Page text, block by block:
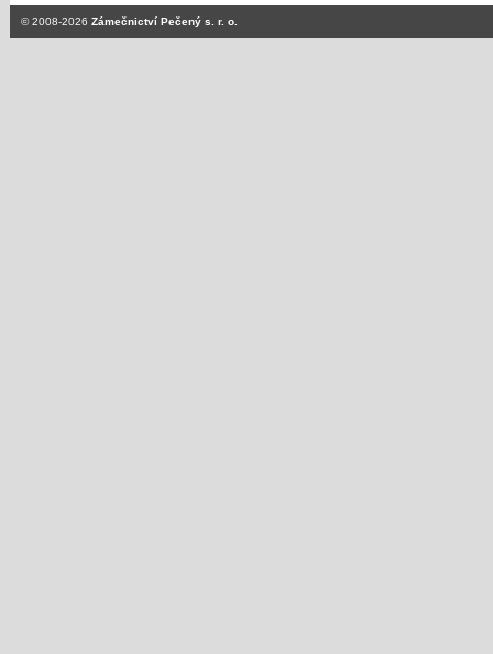
© 2008-2026 Zámečnictví Pečený s. r. o.